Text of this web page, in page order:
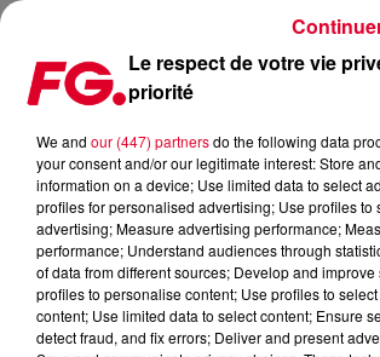
FG MIX DANCE : BOBARDS BY THE WALK
Le respect de votre vie
priorité
We and our (447) partnersdo the following data
your consent and/or our legitimate interest: Store
information on a device; Use limited data to select
profiles for personalised advertising; Use profiles to
advertising; Measure advertising performance;
performance; Understand audiences through
of data from different sources; Develop and
profiles to personalise content; Use profiles to
content; Use limited data to select content; Ensure
detect fraud, and fix errors; Deliver and present